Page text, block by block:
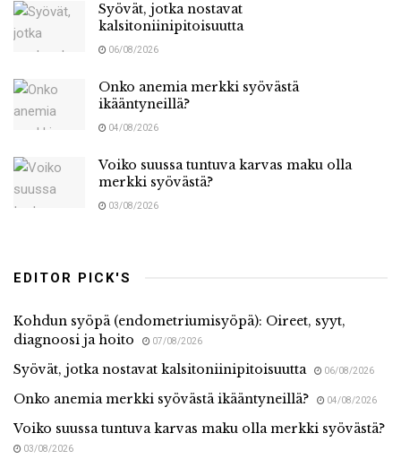
Syövät, jotka nostavat
kalsitoniinipitoisuutta
06/08/2026
Onko anemia merkki syövästä
ikääntyneillä?
04/08/2026
Voiko suussa tuntuva karvas maku olla
merkki syövästä?
03/08/2026
EDITOR PICK'S
Kohdun syöpä (endometriumisyöpä): Oireet, syyt,
diagnoosi ja hoito
07/08/2026
Syövät, jotka nostavat kalsitoniinipitoisuutta 06/08/2026
Onko anemia merkki syövästä ikääntyneillä? 04/08/2026
Voiko suussa tuntuva karvas maku olla merkki syövästä?
03/08/2026